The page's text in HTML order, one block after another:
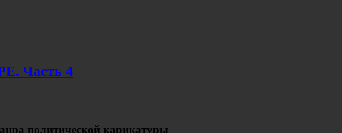
Часть 4
политической карикатуры